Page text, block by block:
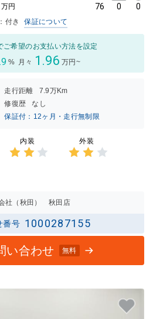
万円 76 0 0
付き 保証について
ご希望のお支払い方法を設定
% 月々 1.96 万円~
走行距離
7.9万Km
修復歴
なし
保証付：12ヶ月・走行無制限
内装 外装
社（秋田） 秋田店
番号 1000287155
い合わせ 無料